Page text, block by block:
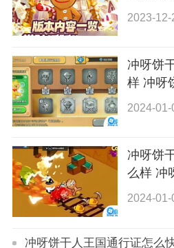
解
2023-12-
冲呀饼
样 冲呀
度介绍
2024-01-
冲呀饼
么样 冲
能介绍
2024-01-